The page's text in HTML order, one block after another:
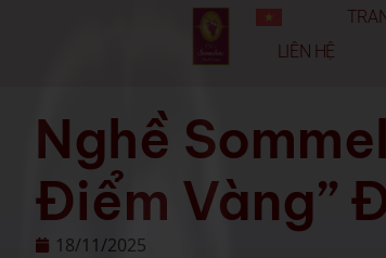
LIÊN HỆ
Nghề
Điểm Vàng”
18/11/2025